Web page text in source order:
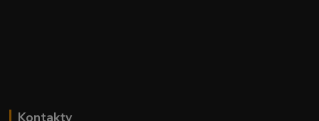
Kontakty